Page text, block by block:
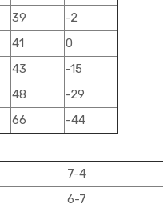
39
-2
41
0
43
-15
48
-29
66 -44
7-4
6-7